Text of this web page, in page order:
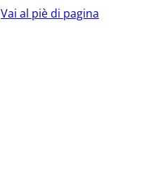
Vai al piè di pagina